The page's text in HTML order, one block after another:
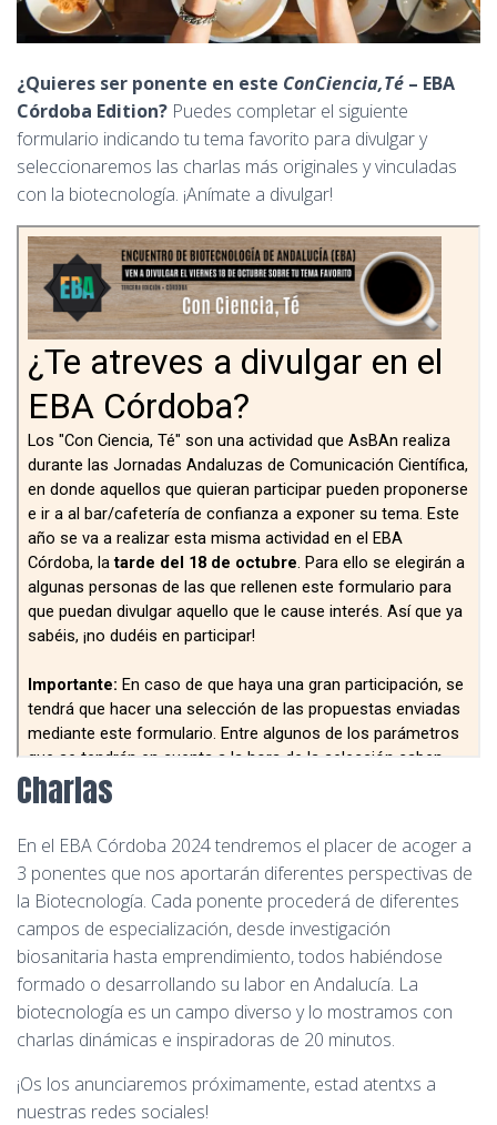
¿Quieres ser ponente en este ConCiencia,Té – EBA
Córdoba Edition? Puedes completar el siguiente
formulario indicando tu tema favorito para divulgar y
seleccionaremos las charlas más originales y vinculadas
con la biotecnología. ¡Anímate a divulgar!
Charlas
En el EBA Córdoba 2024 tendremos el placer de acoger a
3 ponentes que nos aportarán diferentes perspectivas de
la Biotecnología. Cada ponente procederá de diferentes
campos de especialización, desde investigación
biosanitaria hasta emprendimiento, todos habiéndose
formado o desarrollando su labor en Andalucía. La
biotecnología es un campo diverso y lo mostramos con
charlas dinámicas e inspiradoras de 20 minutos.
¡Os los anunciaremos próximamente, estad atentxs a
nuestras redes sociales!